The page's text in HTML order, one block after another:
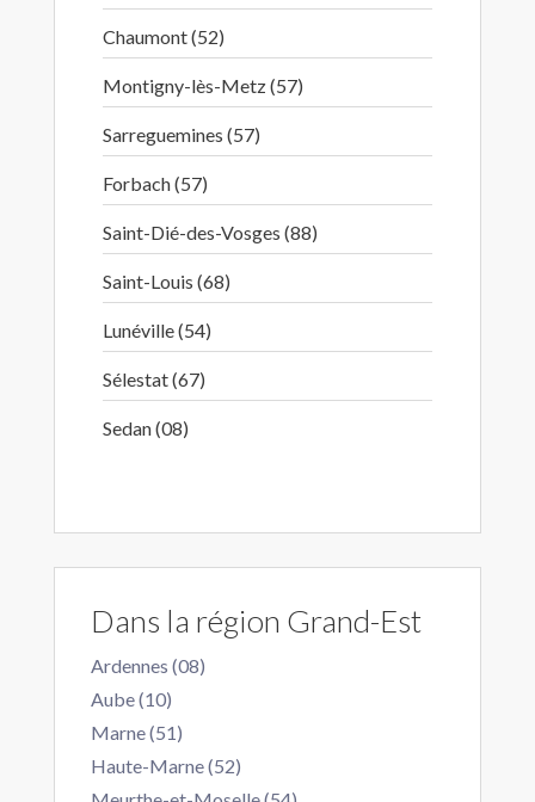
Chaumont (52)
Montigny-lès-Metz (57)
Sarreguemines (57)
Forbach (57)
Saint-Dié-des-Vosges (88)
Saint-Louis (68)
Lunéville (54)
Sélestat (67)
Sedan (08)
Dans la région Grand-Est
Ardennes (08)
Aube (10)
Marne (51)
Haute-Marne (52)